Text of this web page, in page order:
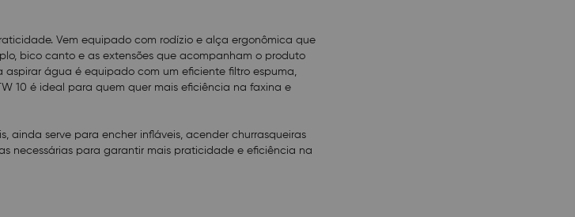
1400W
60 Hz
2
do recipiente: 10 L
Vem equipado com rodízio e alça ergonômica que
bico canto e as extensões que acompanham o produto
água é equipado com um eficiente filtro espuma,
10 é ideal para quem quer mais eficiência na faxina e
ainda serve para encher infláveis, acender churrasqueiras
necessárias para garantir mais praticidade e eficiência na